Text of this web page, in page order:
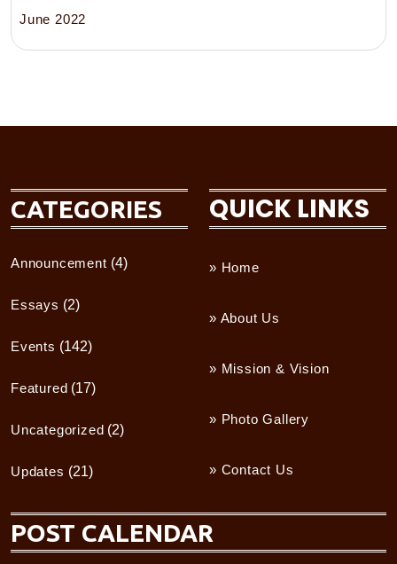
June 2022
CATEGORIES
Announcement (4)
Essays (2)
Events (142)
Featured (17)
Uncategorized (2)
Updates (21)
QUICK LINKS
» Home
» About Us
» Mission & Vision
» Photo Gallery
» Contact Us
POST CALENDAR